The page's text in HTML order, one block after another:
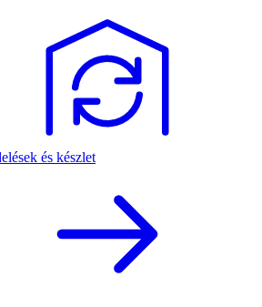
és készlet